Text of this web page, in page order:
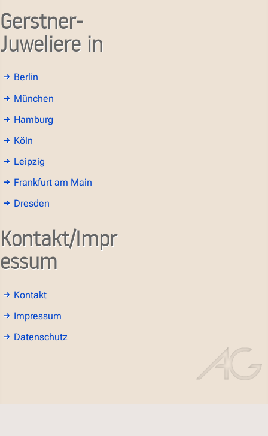
Gerstner-
Juweliere in
Berlin
München
Hamburg
Köln
Leipzig
Frankfurt am Main
Dresden
Kontakt/Impr
essum
Kontakt
Impressum
Datenschutz